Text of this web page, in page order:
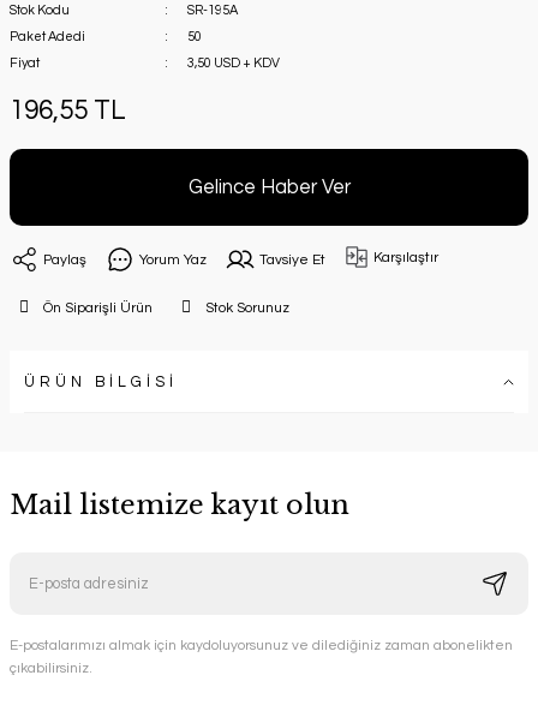
Stok Kodu
SR-195A
Paket Adedi
50
Fiyat
3,50 USD + KDV
196,55 TL
Gelince Haber Ver
Paylaş Yorum Yaz Tavsiye Et Karşılaştır
Ön Siparişli Ürün Stok Sorunuz
ÜRÜN BİLGİSİ
Mail listemize kayıt olun
E-postalarımızı almak için kaydoluyorsunuz ve dilediğiniz zaman abonelikten
çıkabilirsiniz.